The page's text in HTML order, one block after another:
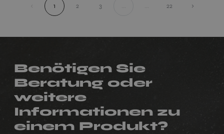
1 2 3 22 ›
Benötigen Sie
Beratung oder
weitere
Informationen zu
einem Produkt?